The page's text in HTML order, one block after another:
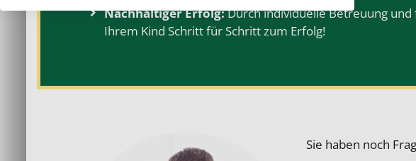
Nachhaltiger Erfolg:Durch individuelle Betreuung
Ihrem Kind Schritt für Schritt zum Erfolg!
Sie haben noch